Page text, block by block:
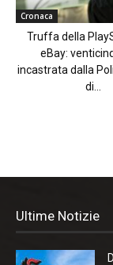
Cronaca
Truffa della
eBay:
incastrata dalla
di...
Ultime Notizie